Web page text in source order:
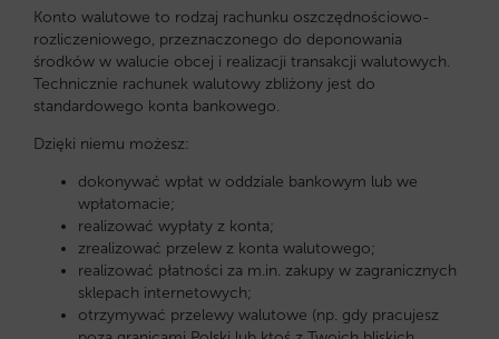
Konto walutowe to rodzaj rachunku oszczędnościowo-
rozliczeniowego, przeznaczonego do deponowania
środków w walucie obcej i realizacji transakcji walutowych.
Technicznie rachunek walutowy zbliżony jest do
standardowego konta bankowego.
Dzięki niemu możesz:
dokonywać wpłat w oddziale bankowym lub we
wpłatomacie;
realizować wypłaty z konta;
zrealizować przelew z konta walutowego;
realizować płatności za m.in. zakupy w zagranicznych
sklepach internetowych;
otrzymywać przelewy walutowe (np. gdy pracujesz